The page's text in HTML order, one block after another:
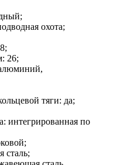
охота;
26;
тяги: да;
интегрированная по
сталь;